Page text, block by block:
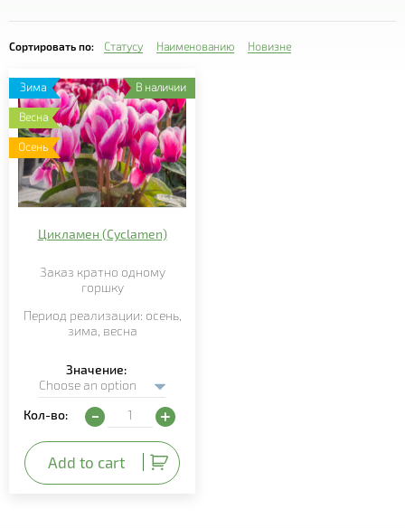
Сортировать по: Статусу Наименованию Новизне
В наличии
Зима
Весна
Осень
Цикламен (Cyclamen)
Заказ кратно одному
горшку
Период реализации: осень,
зима, весна
Значение
Кол-во: Цикламен (Cyclamen) quantity
Add to cart